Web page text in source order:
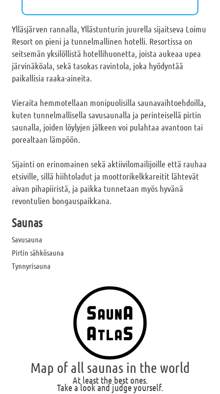
Ylläsjärven rannalla, Yllästunturin juurella sijaitseva Loimu
Resort on pieni ja tunnelmallinen hotelli. Resortissa on
seitsemän yksilöllistä hotellihuonetta, joista aukeaa upea
järvinäköala, sekä tasokas ravintola, joka hyödyntää
paikallisia raaka-aineita.
Vieraita hemmotellaan monipuolisilla saunavaihtoehdoilla,
kuten tunnelmallisella savusaunalla ja perinteisellä pirtin
saunalla, joiden löylyjen jälkeen voi pulahtaa avantoon tai
porealtaan lämpöön.
Sijainti on erinomainen sekä aktiivilomailijoille että rauhaa
etsiville, sillä hiihtoladut ja moottorikelkkareitit lähtevät
aivan pihapiiristä, ja paikka tunnetaan myös hyvänä
revontulien bongauspaikkana.
Saunas
Savusauna
Pirtin sähkösauna
Tynnyrisauna
Map of all saunas in the world
At least the best ones.
Take a look and judge yourself.